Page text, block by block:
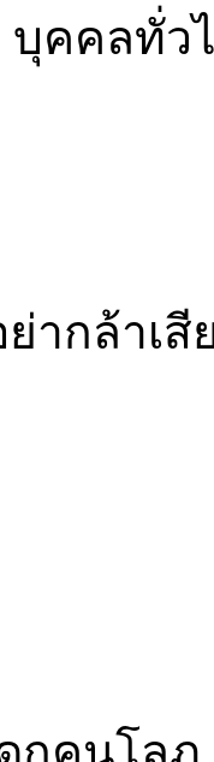
บุคคลทั่ว
ากล้าเสี
กคนโลภ